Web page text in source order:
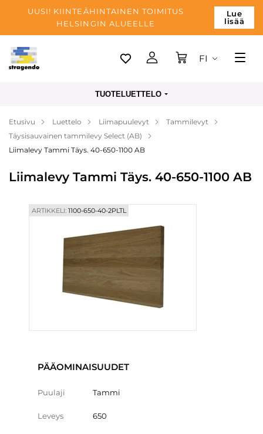
UUSI! KIINTEÄHINTAINEN TOIMITUS
HELSINGIN ALUEELLE
Lue
lisää
Tallinn
Maksu
Yrityksen
Blogi
FI
TUOTELUETTELO
Etusivu Luettelo Liimapuulevyt
Tammilevyt
Täysisauvainen tammilevy Select (AB)
Liimalevy Tammi Täys. 40-650-1100 AB
Liimalevy Tammi Täys. 40-650-1100 AB
ARTIKKELI:1100-650-40-2PLTL
PÄÄOMINAISUUDET
Puulaji Tammi
Leveys 650